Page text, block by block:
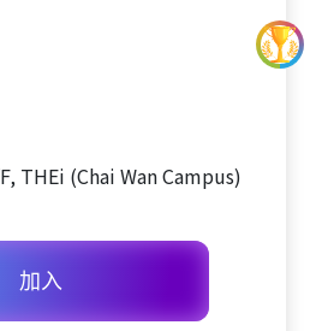
THEi (Chai Wan Campus)
加入